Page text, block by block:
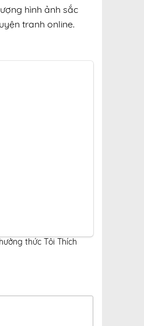
hình ảnh sắc
tranh online.
thức Tôi Thích